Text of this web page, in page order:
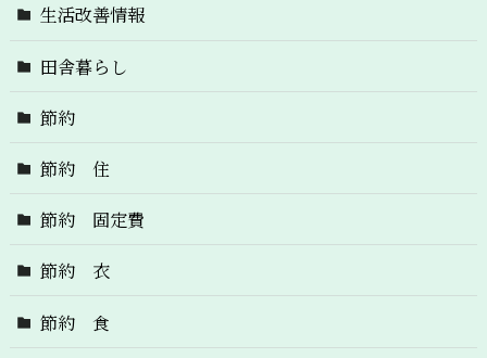
生活改善情報
田舎暮らし
節約
節約 住
節約 固定費
節約 衣
節約 食